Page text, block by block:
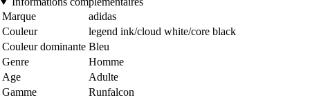
Marque
adidas
Couleur
legend ink/cloud white/core black
Couleur dominante Bleu
Genre
Homme
Age
Adulte
Gamme
Runfalcon